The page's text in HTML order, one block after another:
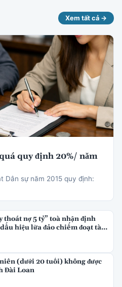
Xem tất cả →
quy định 20%/ năm
Dân sự năm 2015 quy định:
thoát nợ 5 tỷ” toà nhận định
hiệu lừa đảo chiếm đoạt tài
(dưới 20 tuổi) không được
Đài Loan